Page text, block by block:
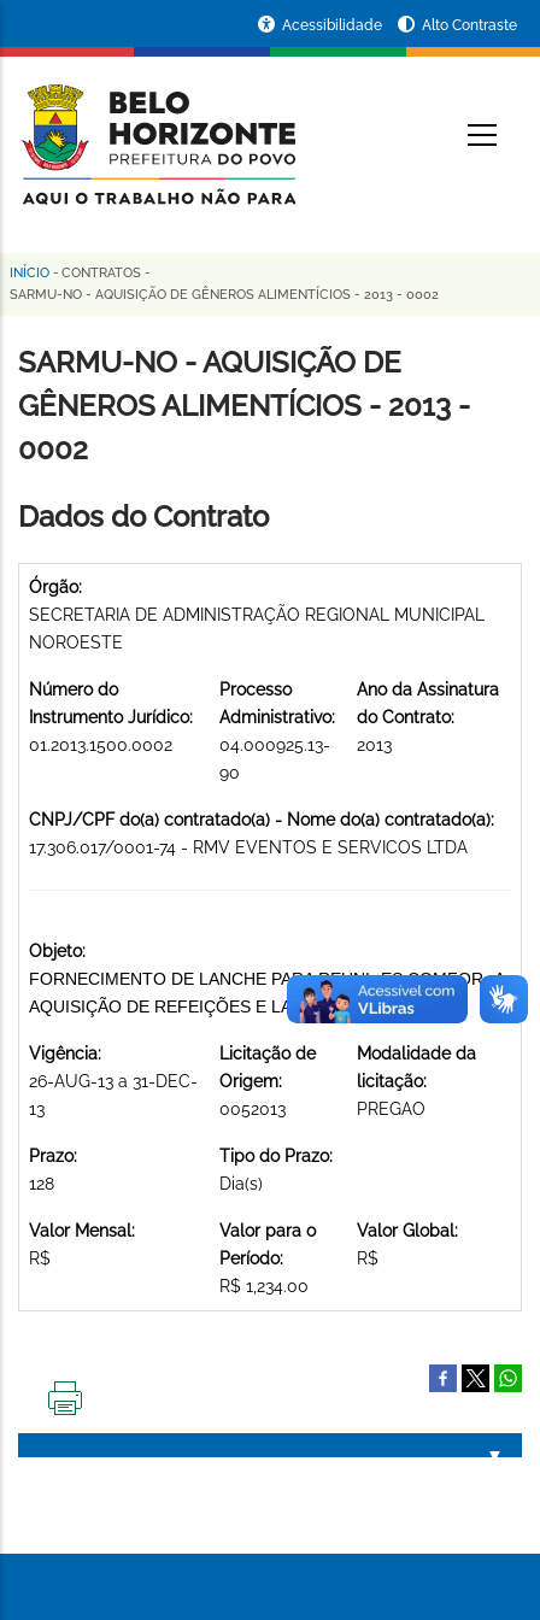
conteúdo
principal
da
Prefeitura
de
Horizonte
Acessibilidade Alto Contraste
Trilha
navegação
INÍCIO - CONTRATOS -
SARMU-NO - AQUISIÇÃO DE GÊNEROS ALIMENTÍCIOS - 2013 - 0002
SARMU-NO - AQUISIÇÃO DE
GÊNEROS ALIMENTÍCIOS - 2013 -
0002
Dados do Contrato
Órgão:
SECRETARIA DE ADMINISTRAÇÃO REGIONAL MUNICIPAL
NOROESTE
Número do
Instrumento Jurídico:
01.2013.1500.0002
Processo
Administrativo:
04.000925.13-
90
Ano da Assinatura
do Contrato:
2013
CNPJ/CPF do(a) contratado(a) - Nome do(a) contratado(a):
17.306.017/0001-74 - RMV EVENTOS E SERVICOS LTDA
Objeto:
FORNECIMENTO DE LANCHE PARA REUNI¿ES COMFOR¿A
AQUISIÇÃO DE REFEIÇÕES E LANCHES PREPARADOS
Vigência:
26-AUG-13 a 31-DEC-
13
Licitação de
Origem:
0052013
Modalidade da
licitação:
PREGAO
Prazo:
128
Tipo do Prazo:
Dia(s)
Valor Mensal:
R$
Valor para o
Período:
R$ 1,234.00
Valor Global:
R$
PÁGINA